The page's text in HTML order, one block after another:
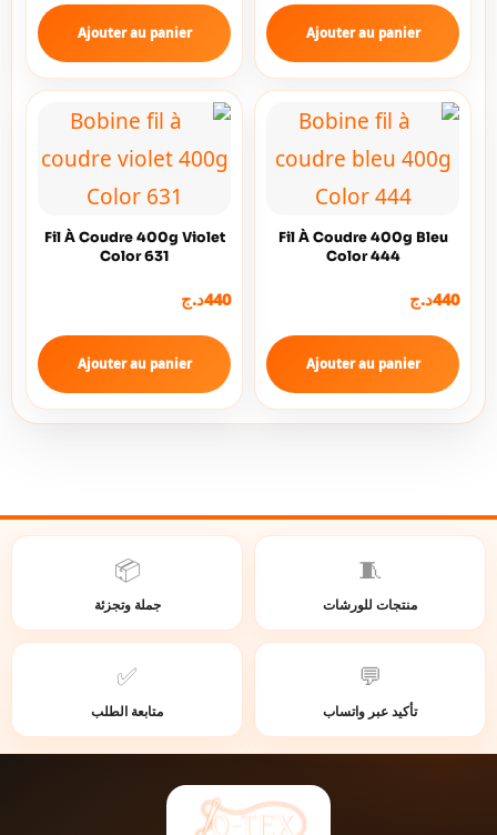
Ajouter au panier
Ajouter au panier
Fil À Coudre 400g Bleu
Color 444
440د.ج
Ajouter au panier
Fil À Coudre 400g Violet
Color 631
440د.ج
Ajouter au panier
🧵
منتجات للورشات
📦
جملة وتجزئة
💬
تأكيد عبر واتساب
✅
متابعة الطلب